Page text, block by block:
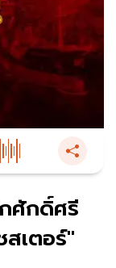
ศักดิ์ศรี
เตอร์"